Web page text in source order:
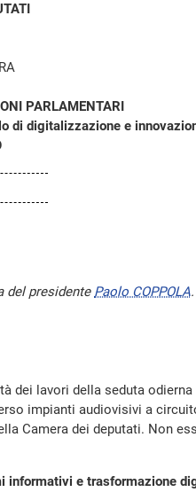
PARLAMENTARI
di digitalizzazione e
del presidente Paolo COPPOLA.
dei lavori della seduta odierna
impianti audiovisivi a
Camera dei deputati. Non
informativi e trasformazione